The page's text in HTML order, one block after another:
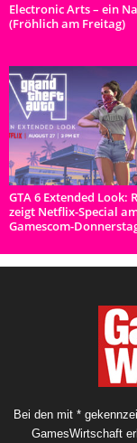
Electronic Arts – ein
(Fröhlich am Freitag)
GTA 6 Extended Look:
zeigt Netflix-Special
Gamescom-
Bei den mit *
GamesWirtschaft